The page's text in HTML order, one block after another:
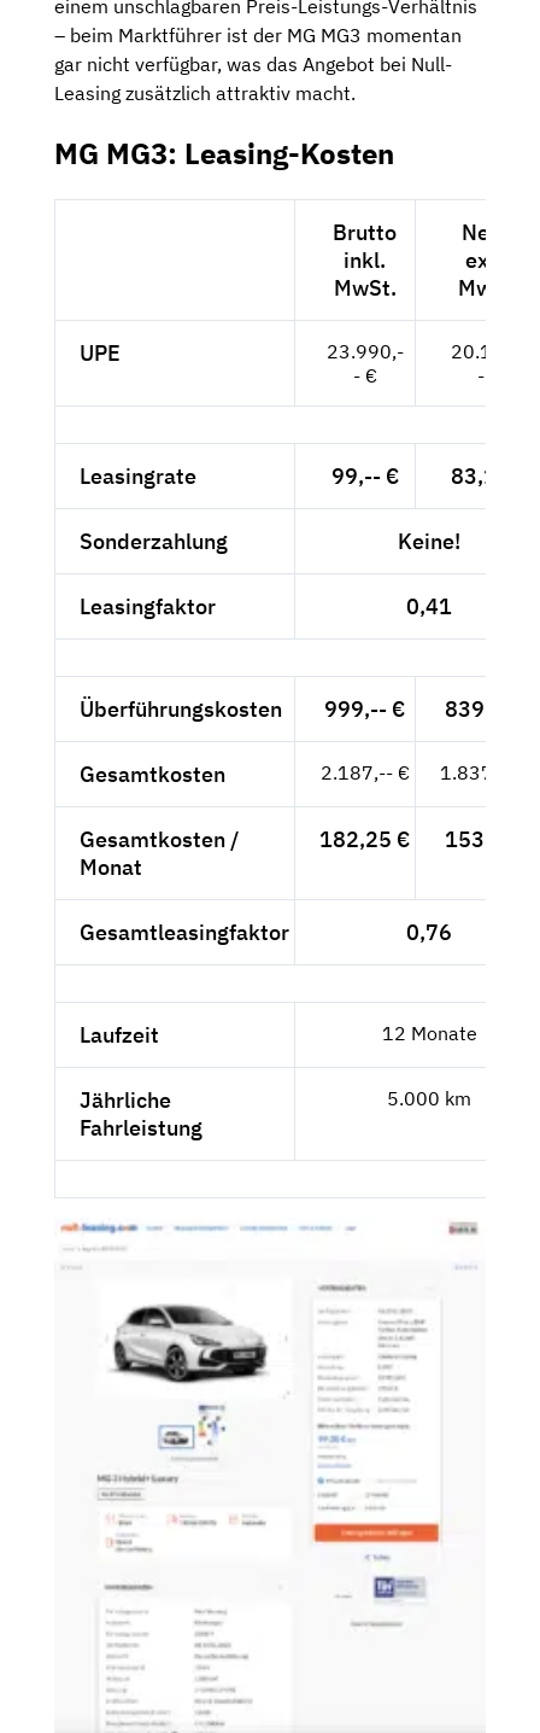
einem unschlagbaren Preis-Leistungs-Verhältnis
– beim Marktführer ist der MG MG3 momentan
gar nicht verfügbar, was das Angebot bei Null-
Leasing zusätzlich attraktiv macht.
MG MG3: Leasing-Kosten
Brutto
inkl.
MwSt.
Netto
exkl.
MwSt.
UPE
23.990,-
- €
20.160,-
- €
Leasingrate 99,-- € 83,19 €
Sonderzahlung Keine!
Leasingfaktor 0,41
Überführungskosten 999,-- € 839,50 €
Gesamtkosten 2.187,-- € 1.837,82 €
Gesamtkosten /
Monat
182,25 € 153,15 €
Gesamtleasingfaktor 0,76
Laufzeit 12 Monate
Jährliche
Fahrleistung
5.000 km